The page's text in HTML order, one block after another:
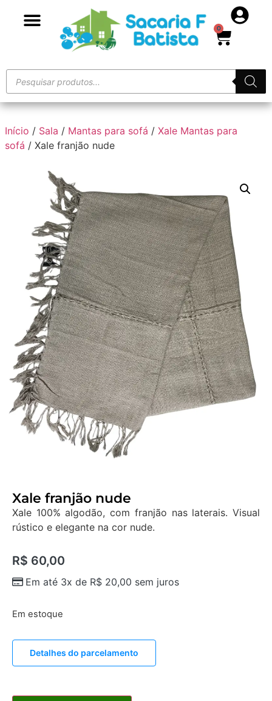
0
Início / Sala / Mantas para sofá / Xale Mantas para
sofá / Xale franjão nude
Xale franjão nude
Xale 100% algodão, com franjão nas laterais. Visual
rústico e elegante na cor nude.
R$ 60,00
Em até 3x de R$ 20,00 sem juros
Em estoque
Detalhes do parcelamento